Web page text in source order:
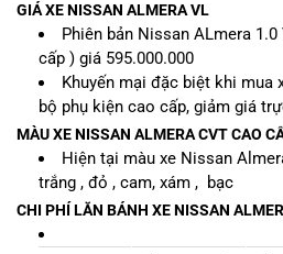
GIÁ XE NISSAN ALMERA VL
Phiên bản Nissan ALmera
cấp ) giá 595.000.000
Khuyến mại đặc biệt khi mua
bộ phụ kiện cao cấp, giảm giá
MÀU XE NISSAN ALMERA CVT CAO
Hiện tại màu xe Nissan
trắng , đỏ , cam, xám , bạc
CHI PHÍ LĂN BÁNH XE NISSAN